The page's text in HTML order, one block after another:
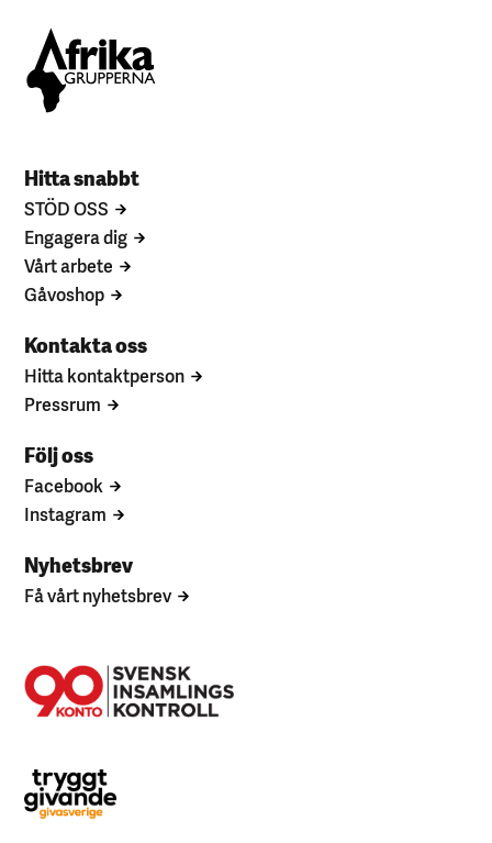
Hitta snabbt
STÖD OSS
Engagera dig
Vårt arbete
Gåvoshop
Kontakta oss
Hitta kontaktperson
Pressrum
Följ oss
Facebook
Instagram
Nyhetsbrev
Få vårt nyhetsbrev